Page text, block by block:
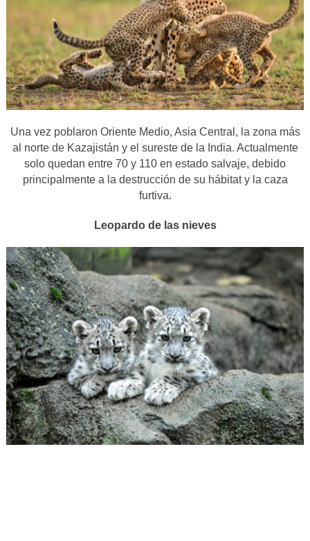
Una vez poblaron Oriente Medio, Asia Central, la zona más
al norte de Kazajistán y el sureste de la India. Actualmente
solo quedan entre 70 y 110 en estado salvaje, debido
principalmente a la destrucción de su hábitat y la caza
furtiva.
Leopardo de las nieves